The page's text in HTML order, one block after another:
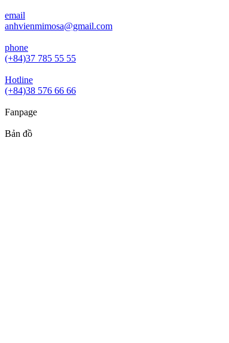
email
anhvienmimosa@gmail.com
phone
(+84)37 785 55 55
Hotline
(+84)38 576 66 66
Fanpage
Bản đồ